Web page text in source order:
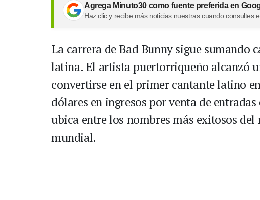
Agrega Minuto30 como fuente preferida en
Haz clic y recibe más noticias nuestras cuando consultes
La carrera de Bad Bunny sigue
latina. El artista puertorriqueño alcanzó
convertirse en el primer cantante latino
dólares en ingresos por venta de
ubica entre los nombres más exitosos
mundial.